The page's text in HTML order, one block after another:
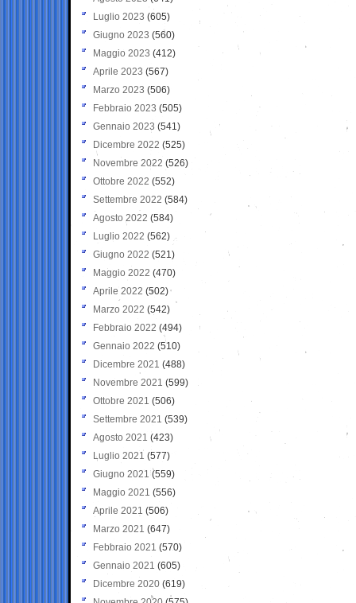
Luglio 2023 (605)
Giugno 2023 (560)
Maggio 2023 (412)
Aprile 2023 (567)
Marzo 2023 (506)
Febbraio 2023 (505)
Gennaio 2023 (541)
Dicembre 2022 (525)
Novembre 2022 (526)
Ottobre 2022 (552)
Settembre 2022 (584)
Agosto 2022 (584)
Luglio 2022 (562)
Giugno 2022 (521)
Maggio 2022 (470)
Aprile 2022 (502)
Marzo 2022 (542)
Febbraio 2022 (494)
Gennaio 2022 (510)
Dicembre 2021 (488)
Novembre 2021 (599)
Ottobre 2021 (506)
Settembre 2021 (539)
Agosto 2021 (423)
Luglio 2021 (577)
Giugno 2021(559)
Maggio 2021 (556)
Aprile 2021 (506)
Marzo 2021 (647)
Febbraio 2021 (570)
Gennaio 2021 (605)
Dicembre 2020 (619)